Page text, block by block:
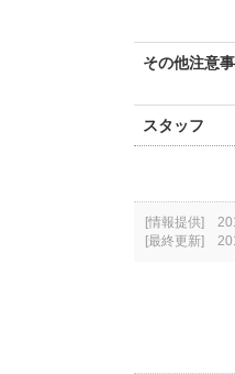
その他注意
スタッフ
[情報提供]
[最終更新]